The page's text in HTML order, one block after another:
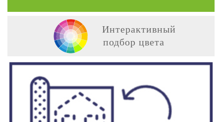
Интерактивный
подбор цвета